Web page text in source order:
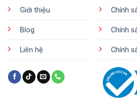
Giới thiệu
Blog
Liên hệ
Chính
Chính
Chính